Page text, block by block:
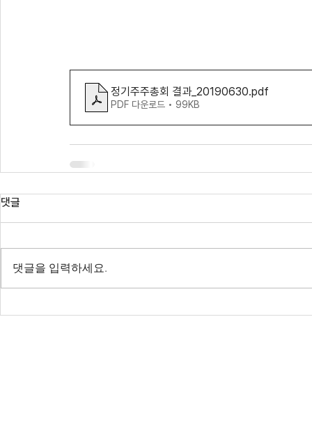
정기주주총회 결과_20190630.pdf
PDF 다운로드 • 99KB
댓글
댓글을 입력하세요.